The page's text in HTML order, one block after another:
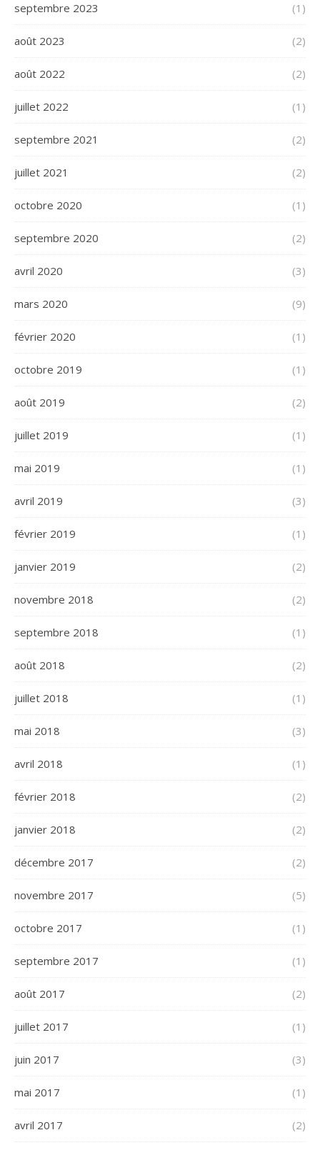
septembre 2023 (1)
août 2023 (2)
août 2022 (2)
juillet 2022 (1)
septembre 2021 (2)
juillet 2021 (2)
octobre 2020 (1)
septembre 2020 (2)
avril 2020 (3)
mars 2020 (9)
février 2020 (1)
octobre 2019 (1)
août 2019 (2)
juillet 2019 (1)
mai 2019 (1)
avril 2019 (3)
février 2019 (1)
janvier 2019 (2)
novembre 2018 (2)
septembre 2018 (1)
août 2018 (2)
juillet 2018 (1)
mai 2018 (3)
avril 2018 (1)
février 2018 (2)
janvier 2018 (2)
décembre 2017 (2)
novembre 2017 (5)
octobre 2017 (1)
septembre 2017 (1)
août 2017 (2)
juillet 2017 (1)
juin 2017 (3)
mai 2017 (1)
avril 2017 (2)